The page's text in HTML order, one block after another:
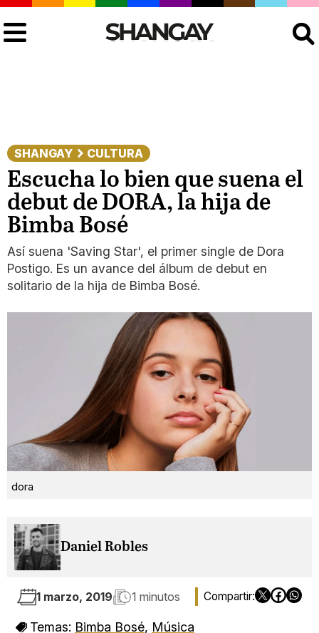
SHANGAY CULTURA
Escucha lo bien que suena el
debut de DORA, la hija de
Bimba Bosé
Así suena 'Saving Star', el primer single de Dora
Postigo. Es un avance del álbum de debut en
solitario de la hija de Bimba Bosé.
dora
Daniel Robles
1 marzo, 2019 1 minutos
Temas: Bimba Bosé, Música